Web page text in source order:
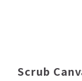
Scrub